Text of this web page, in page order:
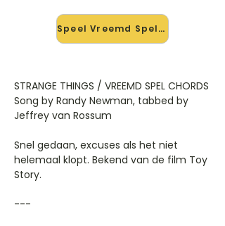
Speel Vreemd Spel mee →
STRANGE THINGS / VREEMD SPEL CHORDS
Song by Randy Newman, tabbed by
Jeffrey van Rossum
Snel gedaan, excuses als het niet
helemaal klopt. Bekend van de film Toy
Story.
---